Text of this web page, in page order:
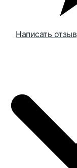
Написать отзыв